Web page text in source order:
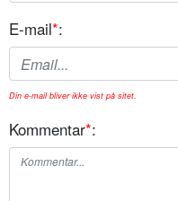
E-mail*:
Din e-mail bliver ikke vist på sitet.
Kommentar*: